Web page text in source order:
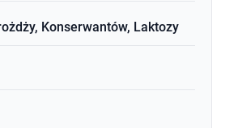
Konserwantów, Laktozy